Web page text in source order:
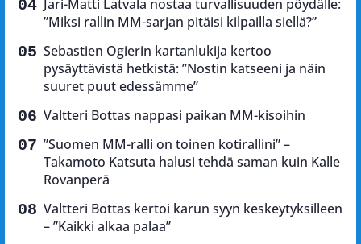
Jari-Matti Latvala nostaa turvallisuuden pöydälle:
”Miksi rallin MM-sarjan pitäisi kilpailla siellä?”
Sebastien Ogierin kartanlukija kertoo
pysäyttävistä hetkistä: ”Nostin katseeni ja näin
suuret puut edessämme”
Valtteri Bottas nappasi paikan MM-kisoihin
”Suomen MM-ralli on toinen kotirallini” –
Takamoto Katsuta halusi tehdä saman kuin Kalle
Rovanperä
Valtteri Bottas kertoi karun syyn keskeytyksilleen
– ”Kaikki alkaa palaa”